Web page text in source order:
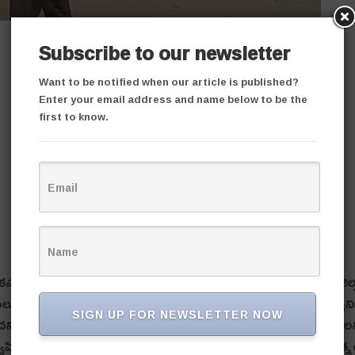
ఓ వీఆర్ఏ ఆత్మ‌య‌త్నాయ‌త్నం చేశారు. కొమురంభీం
కేటాయించాని వీఆర్ఏ లు ఆందోళ‌న చేస్తున్నారు. తాము
ఆగ్ర‌హం వ్య‌క్తం చేస్తున్నారు. రాష్ట్ర ప్ర‌భుత్వం వెంట‌నే
వి.ఆర్.ఏ. తిరుపతి పెట్రోల్ పోసుకుని
Subscribe to our newsletter
Want to be notified when our article is published?
Enter your email address and name below to be the
first to know.
SIGN UP FOR NEWSLETTER NOW